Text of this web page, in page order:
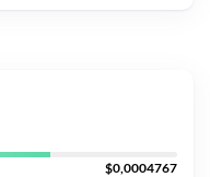
$0,0004767